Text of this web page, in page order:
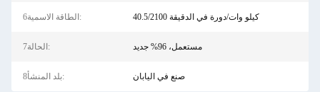
6الطاقة الاسمية: 40.5/2100 كيلو وات/دورة في الدقيقة
7الحالة: مستعمل، 96% جديد
8بلد المنشأ: صنع في اليابان